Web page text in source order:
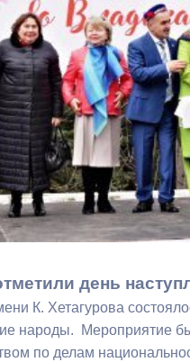
Кадровая
органов
Списки
учете в
г.
Порядок
день
К. Хетагурова
народы. Мероприятие
по делам